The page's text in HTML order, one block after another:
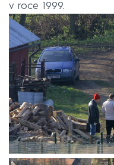
v roce 1999.